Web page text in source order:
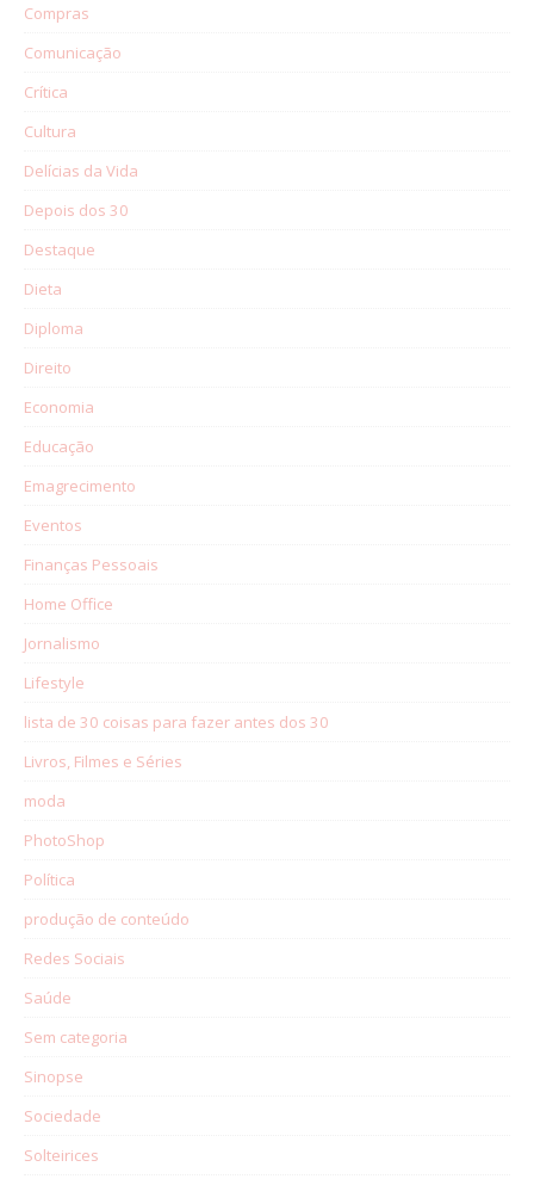
Compras
Comunicação
Crítica
Cultura
Delícias da Vida
Depois dos 30
Destaque
Dieta
Diploma
Direito
Economia
Educação
Emagrecimento
Eventos
Finanças Pessoais
Home Office
Jornalismo
Lifestyle
lista de 30 coisas para fazer antes dos 30
Livros, Filmes e Séries
moda
PhotoShop
Política
produção de conteúdo
Redes Sociais
Saúde
Sem categoria
Sinopse
Sociedade
Solteirices